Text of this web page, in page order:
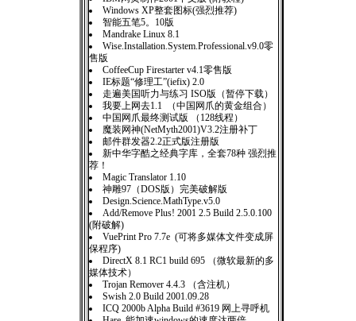
Windows XP整套图标(强烈推荐)
智能五笔5。10版
Mandrake Linux 8.1
Wise.Installation.System.Professional.v9.0零
售版
CoffeeCup Firestarter v4.1零售版
IE标题“修理工”(iefix) 2.0
走遍美国听力与练习 ISO版（暂停下载）
我要上网去1.1 （中国网爪的黄金组合）
中国网爪最终测试版 （128线程）
魔装网神(NetMyth2001)V3.2注册补丁
邮件群发器2.2正式版注册版
新中华字酷之经典字库，全套78种 强烈推
荐！
Magic Translator 1.10
神雕97（DOS版）完美破解版
Design.Science.MathType.v5.0
Add/Remove Plus! 2001 2.5 Build 2.5.0.100
(附破解)
VuePrint Pro 7.7e (可将多媒体文件变成屏
保程序)
DirectX 8.1 RC1 build 695 （微软最新的多
媒体技术）
Trojan Remover 4.4.3 （含注机）
Swish 2.0 Build 2001.09.28
ICQ 2000b Alpha Build #3619 网上寻呼机